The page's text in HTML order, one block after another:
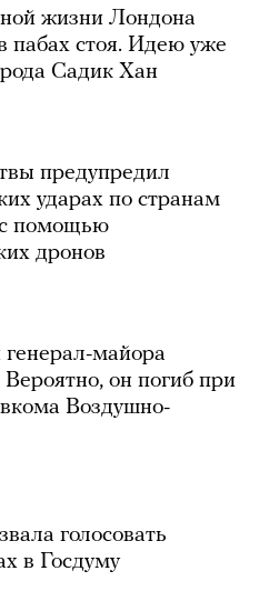
жизни Лондона
пабах стоя. Идею уже
Садик Хан
предупредил
ударах по странам
с помощью
дронов
майора
он погиб при
Воздушно-
голосовать
в Госдуму